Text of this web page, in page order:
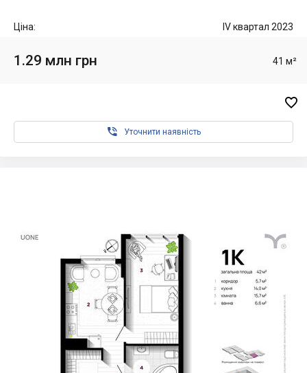
Ціна: IV квартал 2023
1.29 млн грн 41 м²

 Уточнити наявність